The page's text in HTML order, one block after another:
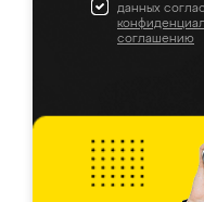
данных
соглашению